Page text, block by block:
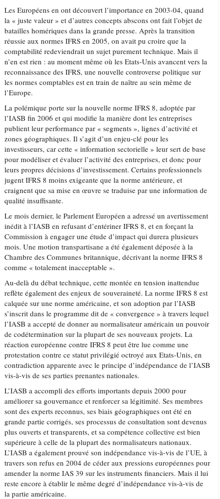
Les Européens en ont découvert l’importance en 2003-04, quand
la « juste valeur » et d’autres concepts abscons ont fait l’objet de
batailles homériques dans la grande presse. Après la transition
réussie aux normes IFRS en 2005, on avait pu croire que la
comptabilité redeviendrait un sujet purement technique. Mais il
n’en est rien : au moment même où les Etats-Unis avancent vers la
reconnaissance des IFRS, une nouvelle controverse politique sur
les normes comptables est en train de naître au sein même de
l’Europe.
La polémique porte sur la nouvelle norme IFRS 8, adoptée par
l’IASB fin 2006 et qui modifie la manière dont les entreprises
publient leur performance par « segments », lignes d’activité et
zones géographiques. Il s’agit d’un enjeu-clé pour les
investisseurs, car cette « information sectorielle » leur sert de base
pour modéliser et évaluer l’activité des entreprises, et donc pour
leurs propres décisions d’investissement. Certains professionnels
jugent IFRS 8 moins exigeante que la norme antérieure, et
craignent que sa mise en œuvre se traduise par une information de
qualité insuffisante.
Le mois dernier, le Parlement Européen a adressé un avertissement
inédit à l’IASB en refusant d’entériner IFRS 8, et en forçant la
Commission à engager une étude d’impact qui durera plusieurs
mois. Une motion transpartisane a été également déposée à la
Chambre des Communes britannique, décrivant la norme IFRS 8
comme « totalement inacceptable ».
Au-delà du débat technique, cette montée en tension inattendue
reflète également des enjeux de souveraineté. La norme IFRS 8 est
calquée sur une norme américaine, et son adoption par l’IASB
s’inscrit dans le programme dit de « convergence » à travers lequel
l’IASB a accepté de donner au normalisateur américain un pouvoir
de codétermination sur la plupart de ses nouveaux projets. La
réaction européenne contre IFRS 8 peut être lue comme une
protestation contre ce statut privilégié octroyé aux Etats-Unis, en
contradiction apparente avec le principe d’indépendance de l’IASB
vis-à-vis de ses parties prenantes nationales.
L’IASB a accompli des efforts importants depuis 2000 pour
améliorer sa gouvernance et renforcer sa légitimité. Ses membres
sont des experts reconnus, ses biais géographiques ont été en
grande partie corrigés, ses processus de consultation sont devenus
plus ouverts et transparents, et sa compétence collective est bien
supérieure à celle de la plupart des normalisateurs nationaux.
L’IASB a également prouvé son indépendance vis-à-vis de l’UE, à
travers son refus en 2004 de céder aux pressions européennes pour
amender la norme IAS 39 sur les instruments financiers. Mais il lui
reste encore à établir le même degré d’indépendance vis-à-vis de
la partie américaine.